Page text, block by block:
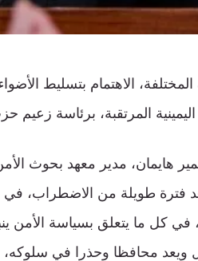
الاهتمام بتسليط
المرتقبة، برئاسة زعيم
هايمان، مدير معهد بحوث
ما يتعلق بسياسة الأمن
محافظا وحذرا في سلوكه،